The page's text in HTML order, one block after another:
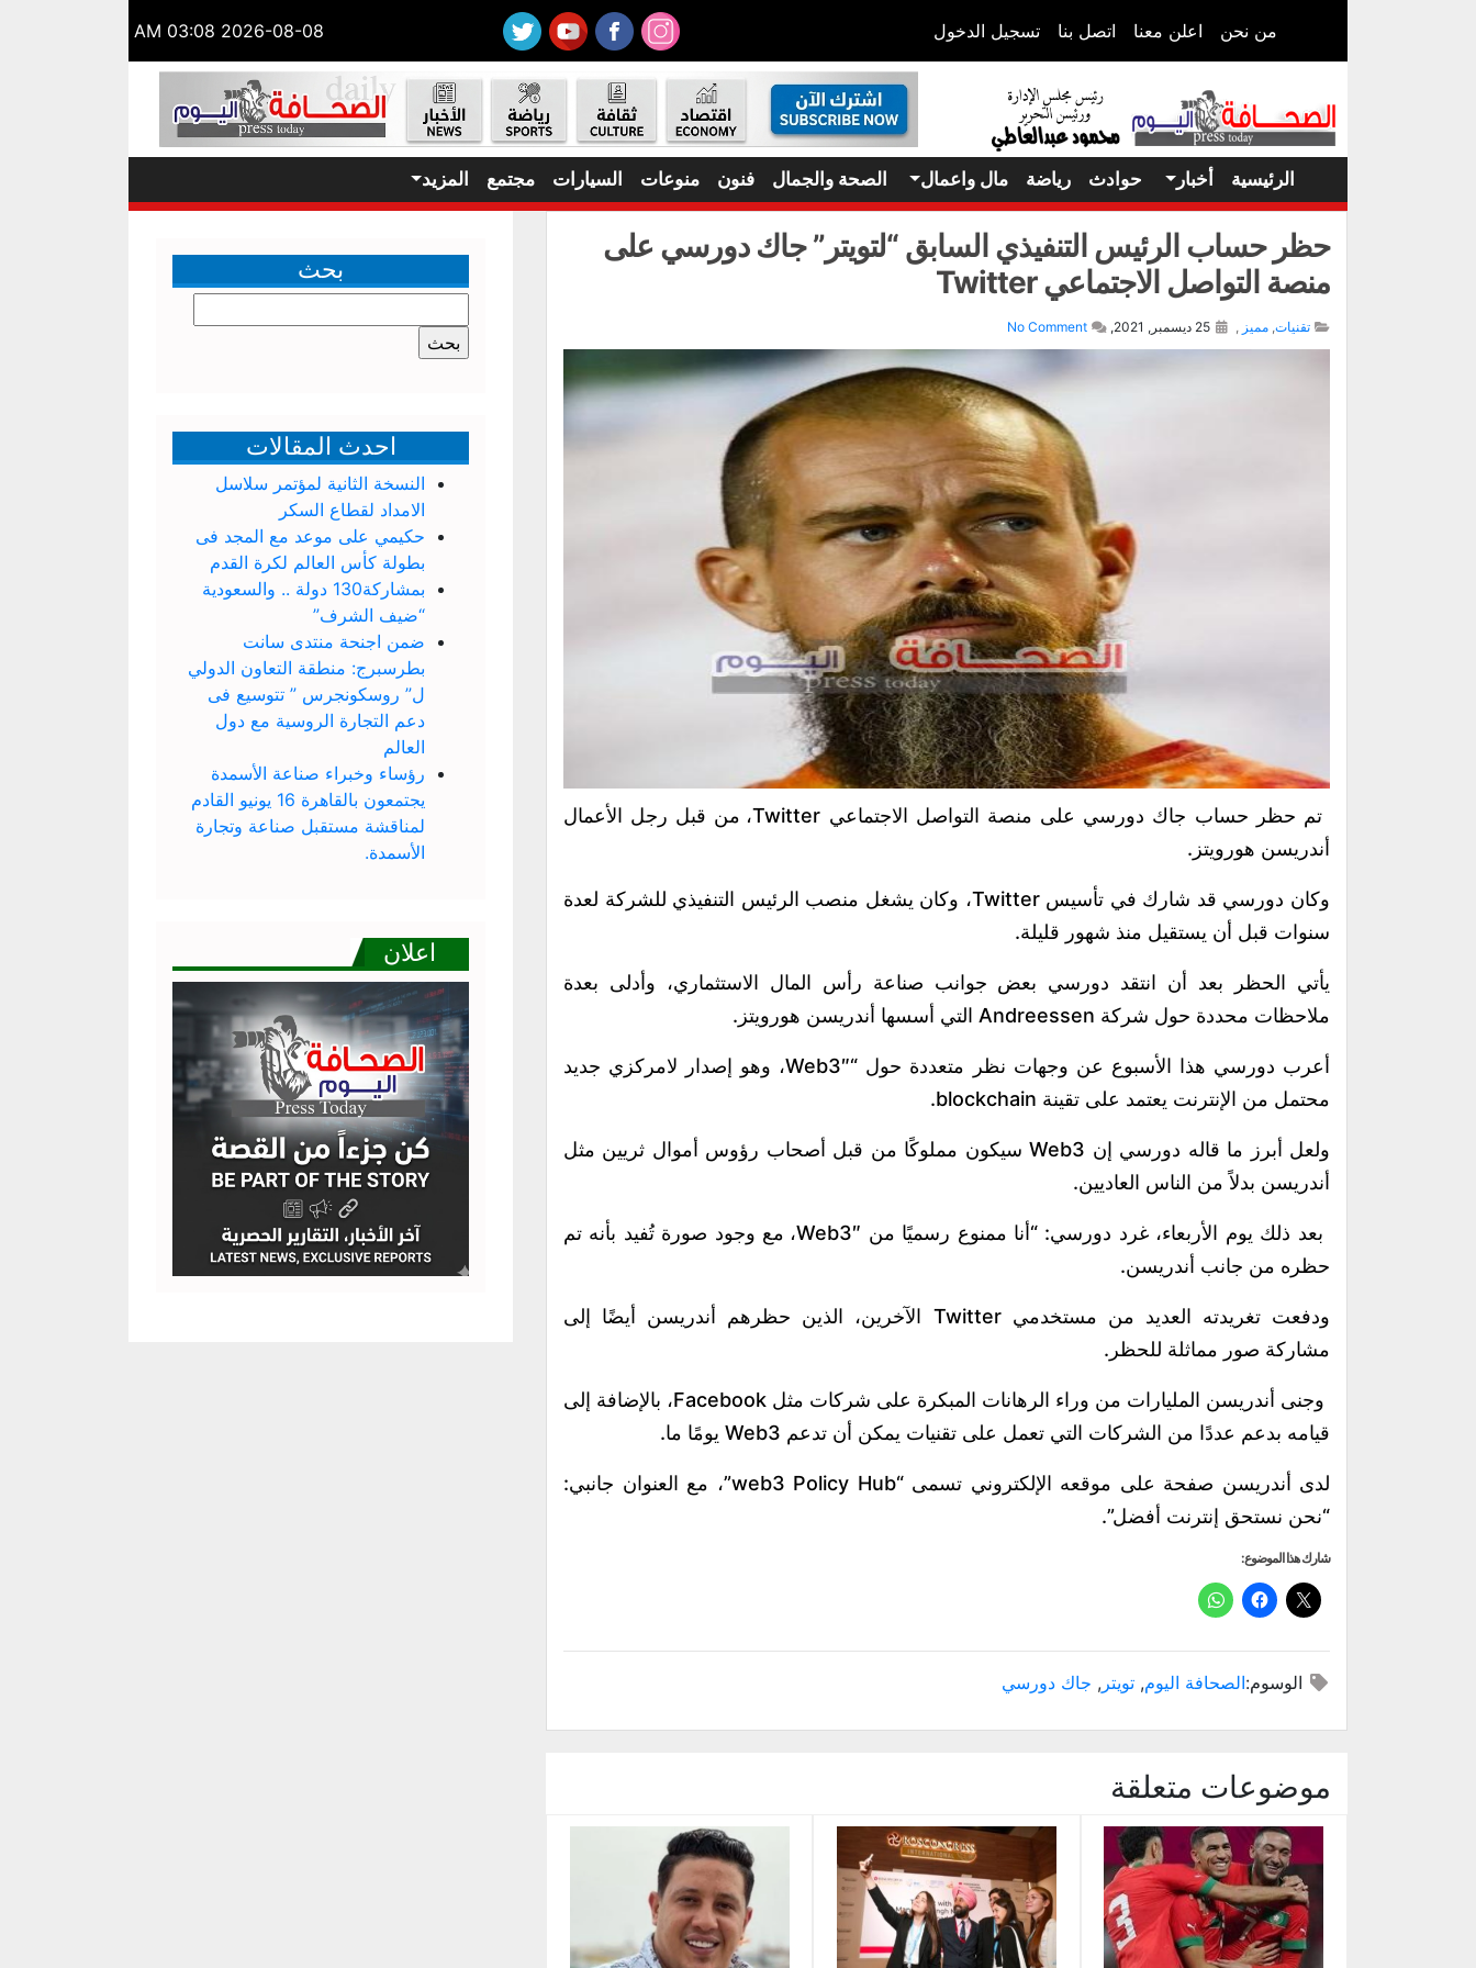
من نحن اعلن معنا اتصل بنا تسجيل الدخول 2026-08-08 03:08 AM
الرئيسية أخبار حوادث رياضة مال واعمال الصحة والجمال فنون منوعات السيارات مجتمع المزيد
حظر حساب الرئيس التنفيذي السابق “لتويتر” جاك دورسي على
منصة التواصل الاجتماعي Twitter
تقنيات, مميز ,
No Comment
تم حظر حساب جاك دورسي على منصة التواصل الاجتماعي Twitter، من قبل رجل الأعمال
أندريسن هورويتز.
وكان دورسي قد شارك في تأسيس Twitter، وكان يشغل منصب الرئيس التنفيذي للشركة لعدة
سنوات قبل أن يستقيل منذ شهور قليلة.
يأتي الحظر بعد أن انتقد دورسي بعض جوانب صناعة رأس المال الاستثماري، وأدلى بعدة
ملاحظات محددة حول شركة Andreessen التي أسسها أندريسن هورويتز.
أعرب دورسي هذا الأسبوع عن وجهات نظر متعددة حول “Web3″، وهو إصدار لامركزي جديد
محتمل من الإنترنت يعتمد على تقينة blockchain.
ولعل أبرز ما قاله دورسي إن Web3 سيكون مملوكًا من قبل أصحاب رؤوس أموال ثريين مثل
أندريسن بدلاً من الناس العاديين.
بعد ذلك يوم الأربعاء، غرد دورسي: “أنا ممنوع رسميًا من Web3″، مع وجود صورة تُفيد بأنه تم
حظره من جانب أندريسن.
ودفعت تغريدته العديد من مستخدمي Twitter الآخرين، الذين حظرهم أندريسن أيضًا إلى
مشاركة صور مماثلة للحظر.
وجنى أندريسن المليارات من وراء الرهانات المبكرة على شركات مثل Facebook، بالإضافة إلى
قيامه بدعم عددًا من الشركات التي تعمل على تقنيات يمكن أن تدعم Web3 يومًا ما.
لدى أندريسن صفحة على موقعه الإلكتروني تسمى “web3 Policy Hub”، مع العنوان جانبي:
“نحن نستحق إنترنت أفضل”.
شارك هذا الموضوع:
الوسوم:الصحافة اليوم, تويتر , جاك دورسي
موضوعات متعلقة
بحث
عن:
احدث المقالات
النسخة الثانية لمؤتمر سلاسل
الامداد لقطاع السكر
حكيمي على موعد مع المجد فى
بطولة كأس العالم لكرة القدم
بمشاركة130 دولة .. والسعودية
“ضيف الشرف”
ضمن اجنحة منتدى سانت
بطرسبرج: منطقة التعاون الدولي
ل” روسكونجرس ” تتوسيع فى
دعم التجارة الروسية مع دول
العالم
رؤساء وخبراء صناعة الأسمدة
يجتمعون بالقاهرة 16 يونيو القادم
لمناقشة مستقبل صناعة وتجارة
الأسمدة.
اعلان